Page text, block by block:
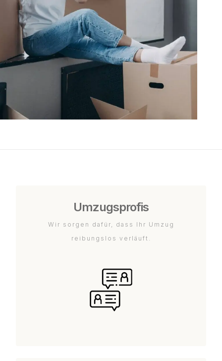
Umzugsprofis
Wir sorgen dafür, dass Ihr Umzug
reibungslos verläuft.